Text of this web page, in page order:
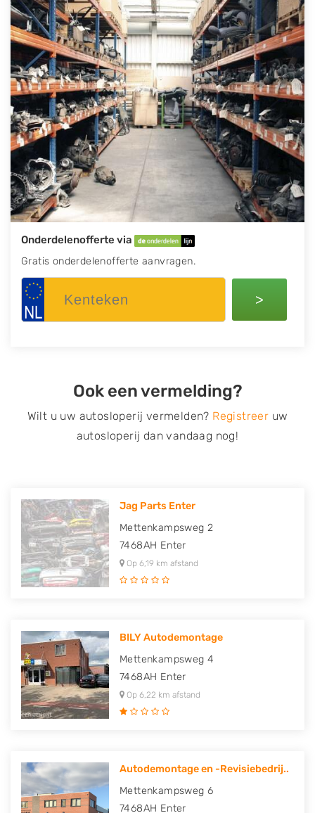
Onderdelenofferte via
Gratis onderdelenofferte aanvragen.
>
Ook een vermelding?
Wilt u uw autosloperij vermelden? Registreer uw
autosloperij dan vandaag nog!
Jag Parts Enter
Mettenkampsweg 2
7468AH Enter
Op 6,19 km afstand
BILY Autodemontage
Mettenkampsweg 4
7468AH Enter
Op 6,22 km afstand
Autodemontage en -Revisiebedrij..
Mettenkampsweg 6
7468AH Enter